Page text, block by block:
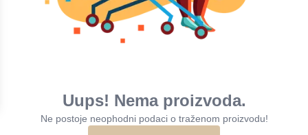
Uups! Nema proizvoda.
Ne postoje neophodni podaci o traženom proizvodu!